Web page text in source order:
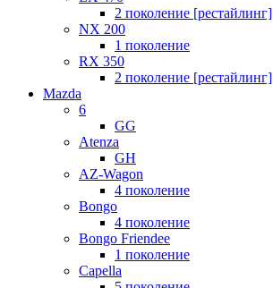
2 поколение [рестайлинг]
NX 200
1 поколение
RX 350
2 поколение [рестайлинг]
Mazda
6
GG
Atenza
GH
AZ-Wagon
4 поколение
Bongo
4 поколение
Bongo Friendee
1 поколение
Capella